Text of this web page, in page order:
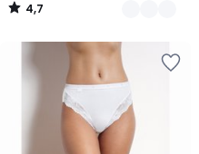
4,7
/